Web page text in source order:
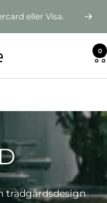
eller Visa.
0
trädgårdsdesign